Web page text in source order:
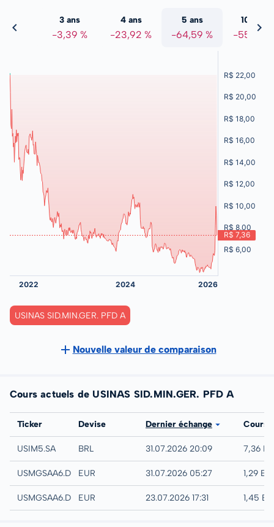
%
3 ans
-3,39 %
4 ans
-23,92 %
5 ans
-64,59 %
10 ans
-55,07 %
USINAS SID.MIN.GER. PFD A
Nouvelle valeur de comparaison
Cours actuels de USINAS SID.MIN.GER. PFD A
Bourse
Ticker Devise Dernier échange Cours
B3
USIM5.SA BRL 31.07.2026 20:09 7,36
Quotrix
USMGSAA6.DUSDEUR 31.07.2026 05:27 1,29
Düsseldorf
USMGSAA6.DUSBEUR 23.07.2026 17:31 1,45